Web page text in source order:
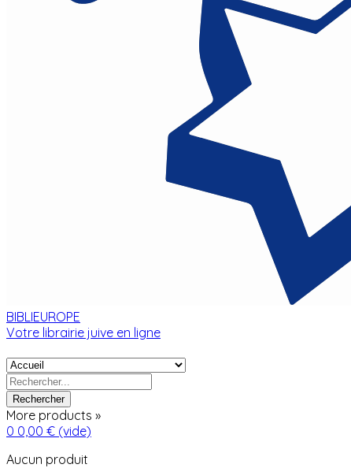
BIBLIEUROPE
Votre librairie juive en ligne
Rechercher
More products »
0 0,00 € (vide)
Aucun produit